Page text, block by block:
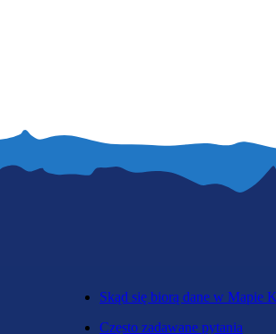
Skąd się biorą dane w Mapie
Często zadawane pytania